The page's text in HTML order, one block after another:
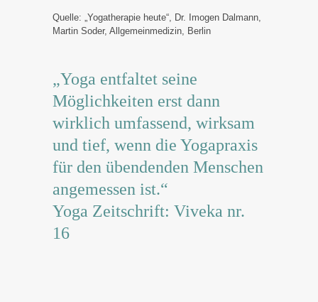
Quelle: „Yogatherapie heute“, Dr. Imogen Dalmann,
Martin Soder, Allgemeinmedizin, Berlin
„Yoga entfaltet seine
Möglichkeiten erst dann
wirklich umfassend, wirksam
und tief, wenn die Yogapraxis
für den übendenden Menschen
angemessen ist.“
Yoga Zeitschrift: Viveka nr.
16